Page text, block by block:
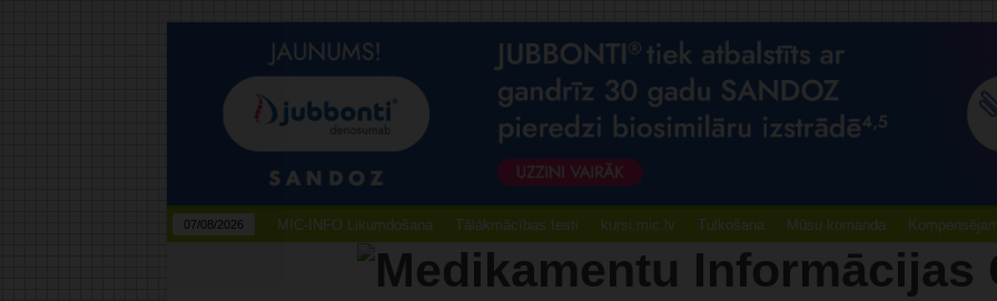
07/08/2026 MIC-INFO Likumdošana Tālākmācības testi kursi.mic.lv Tulkošana Mūsu komanda